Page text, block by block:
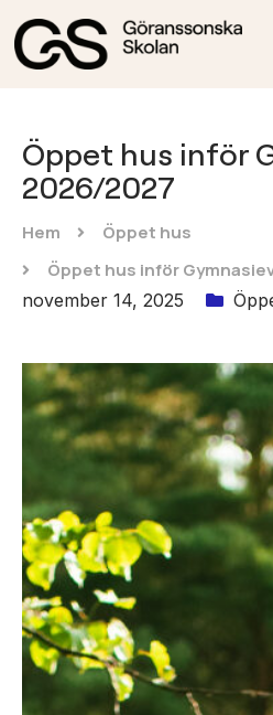
Öppet hus inför
2026/2027
Hem
Öppet hus
Öppet hus inför
november 14, 2025